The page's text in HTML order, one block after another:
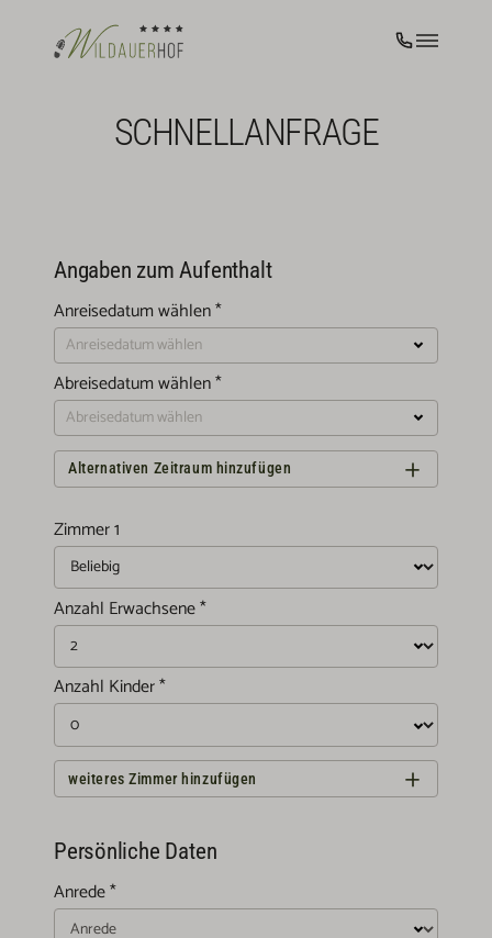
Ein besonderes Highlight: Bei uns sind
Kinder unter 7 Jahren kostenfrei dabei!
SCHNELLANFRAGE
Angaben zum Aufenthalt
Anreisedatum wählen*
Abreisedatum wählen*
Alternativen Zeitraum hinzufügen
Zimmer1
Anzahl Erwachsene*
Anzahl Kinder *
weiteres Zimmer hinzufügen
Persönliche Daten
Anrede*